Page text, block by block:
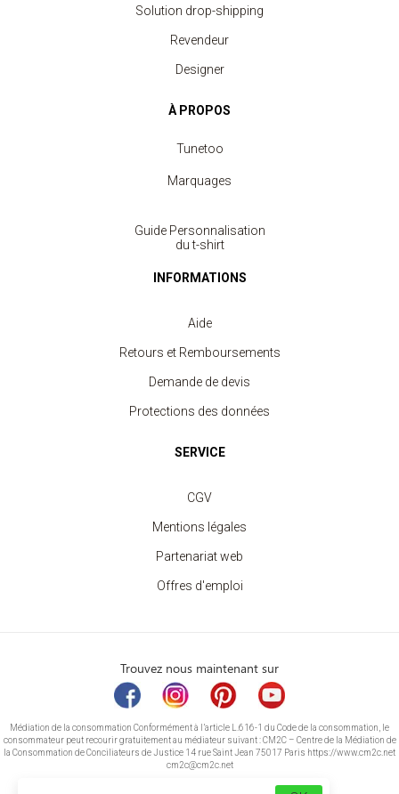
Solution drop-shipping
Revendeur
Designer
À PROPOS
Tunetoo
Marquages
Guide Personnalisation
du t-shirt
INFORMATIONS
Aide
Retours et Remboursements
Demande de devis
Protections des données
SERVICE
CGV
Mentions légales
Partenariat web
Offres d'emploi
Trouvez nous maintenant sur
Médiation de la consommation Conformément à l’article L.616-1 du Code de la consommation, le
consommateur peut recourir gratuitement au médiateur suivant : CM2C – Centre de la Médiation de
la Consommation de Conciliateurs de Justice 14 rue Saint Jean 75017 Paris https://www.cm2c.net
cm2c@cm2c.net